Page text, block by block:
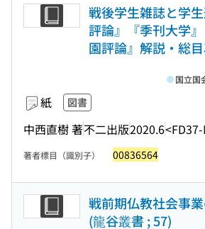
戦後学生雑誌と学
評論』『季刊大学
園評論』解説・総
紙 図書
中西直樹 著不二出版2020.6
国立国
著者標目（識別子） 00836564
戦前期仏教社会事
(龍谷叢書 ; 57)